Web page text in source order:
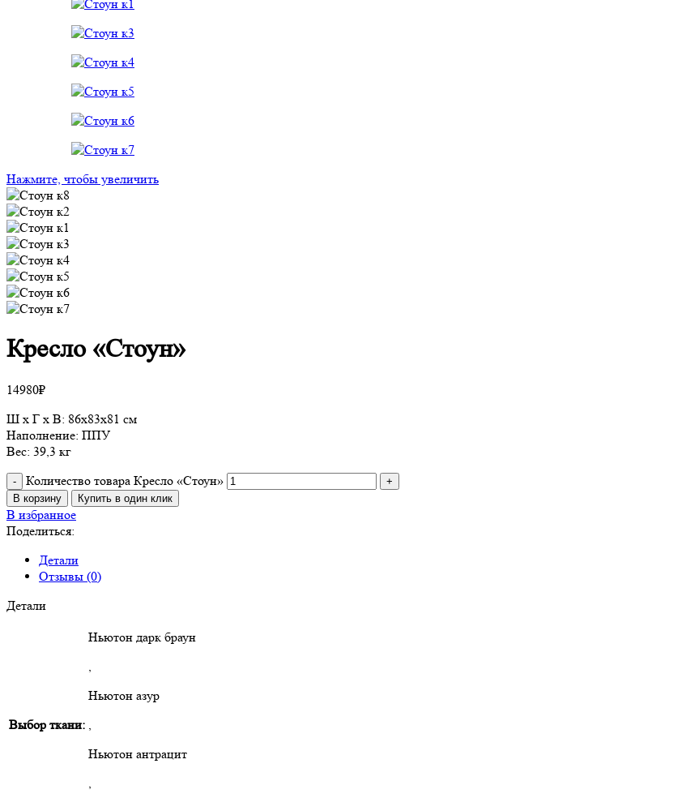
Нажмите, чтобы увеличить
Кресло «Стоун»
14980₽
Ш х Г х В: 86х83х81 см
Наполнение: ППУ
Вес: 39,3 кг
Количество товара Кресло «Стоун»
В корзину Купить в один клик
В избранное
Поделиться:
Детали
Отзывы (0)
Детали
Выбор ткани:
Ньютон дарк браун
Ньютон азур
Ньютон антрацит